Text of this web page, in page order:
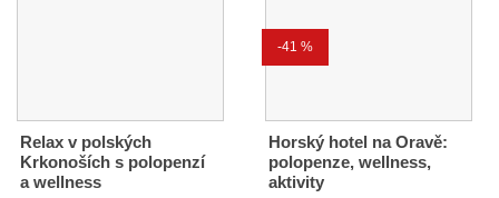
Relax v polských
Krkonoších s polopenzí
a wellness
-41 %
Horský hotel na Oravě:
polopenze, wellness,
aktivity